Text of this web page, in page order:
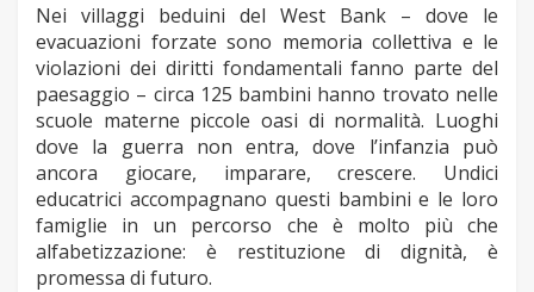
Nei villaggi beduini del West Bank – dove le
evacuazioni forzate sono memoria collettiva e le
violazioni dei diritti fondamentali fanno parte del
paesaggio – circa 125 bambini hanno trovato nelle
scuole materne piccole oasi di normalità. Luoghi
dove la guerra non entra, dove l’infanzia può
ancora giocare, imparare, crescere. Undici
educatrici accompagnano questi bambini e le loro
famiglie in un percorso che è molto più che
alfabetizzazione: è restituzione di dignità, è
promessa di futuro.